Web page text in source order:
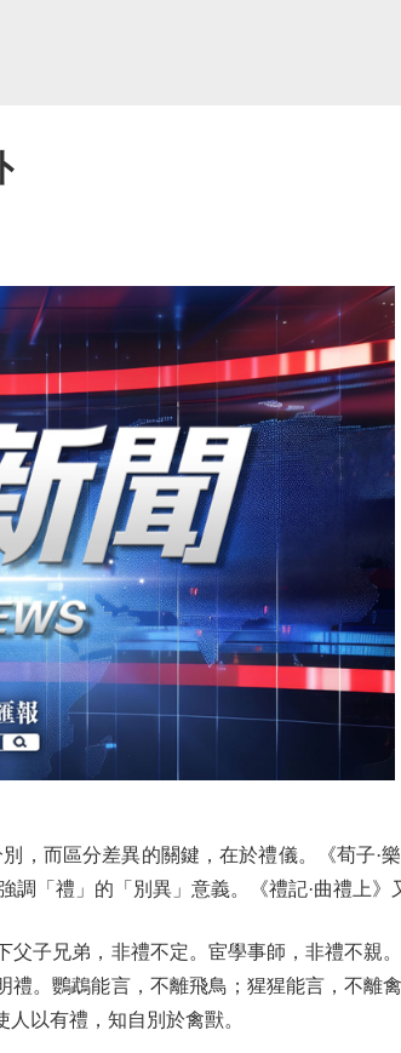
而區分差異的關鍵，在於禮儀。《荀子·樂
調「禮」的「別異」意義。《禮記·曲禮上》
兄弟，非禮不定。宦學事師，非禮不親。
。鸚鵡能言，不離飛鳥；猩猩能言，不離
以有禮，知自別於禽獸。